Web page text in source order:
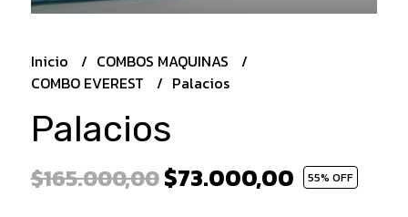
Inicio
COMBOS MAQUINAS
COMBO EVEREST
Palacios
Palacios
$165.000,00$73.000,00 55% OFF